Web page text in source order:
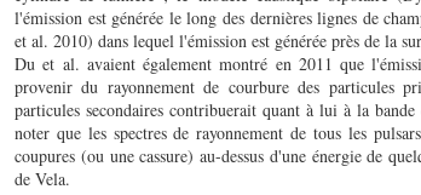
l'émission est générée le long des dernières lignes de
et al. 2010) dans lequel l'émission est générée près de la
Du et al. avaient également montré en 2011 que
provenir du rayonnement de courbure des particules
particules secondaires contribuerait quant à lui à la
noter que les spectres de rayonnement de tous les
coupures (ou une cassure) au-dessus d'une énergie de
de Vela.